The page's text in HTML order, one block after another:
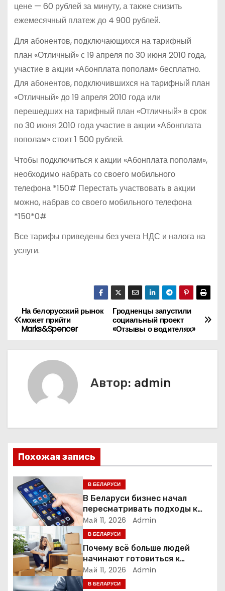
цене — 60 рублей за минуту, а также снизить
ежемесячный платеж до 4 900 рублей.
Для абонентов, подключающихся на тарифный
план «Отличный» с 19 апреля по 30 июня 2010 года,
участие в акции «Абонплата пополам» бесплатно.
Для абонентов, подключившихся на тарифный план
«Отличный» до 19 апреля 2010 года или
перешедших на тарифный план «Отличный» в срок
по 30 июня 2010 года участие в акции «Абонплата
пополам» стоит 1 500 рублей.
Чтобы подключиться к акции «Абонплата пополам»,
необходимо набрать со своего мобильного
телефона *150# Перестать участвовать в акции
можно, набрав со своего мобильного телефона
*150*0#
Все тарифы приведены без учета НДС и налога на
услуги.
Н
а
ц
и
я
о
з
а
Гродненцы запустили
социальный проект
«Отзывы о водителях»
На белорусский рынок
может прийти
Marks&Spencer
Автор: admin
Похожая запись
В БЕЛАРУСИ
В Беларуси бизнес начал
пересматривать подходы к
маркетингу и digital-рекламе
Май 11, 2026 Admin
В БЕЛАРУСИ
Почему всё больше людей
начинают готовиться к
переезду заранее
Май 11, 2026 Admin
В БЕЛАРУСИ